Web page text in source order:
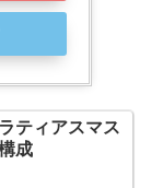
ティアスマス
成